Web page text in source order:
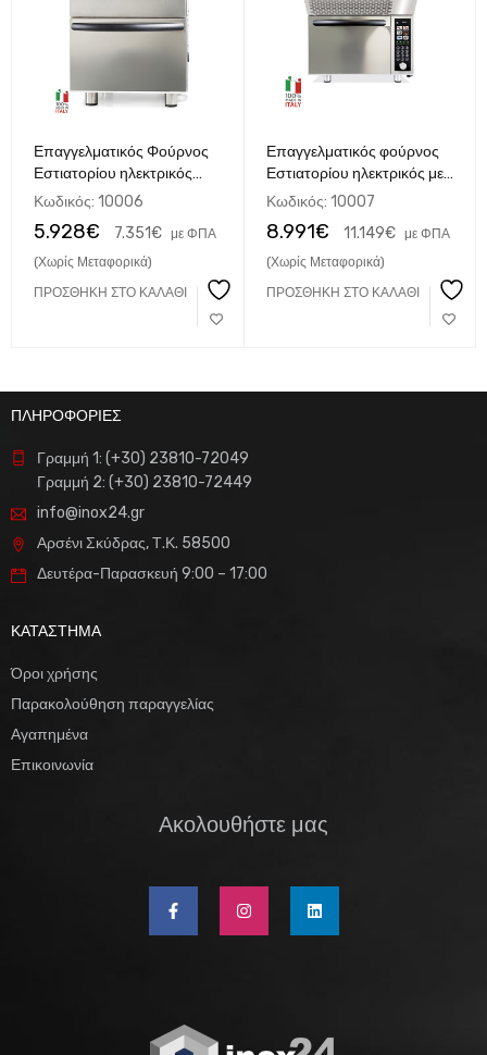
Επαγγελματικός Φούρνος
Εστιατορίου ηλεκτρικός
υψηλής ταχύτητας combi
Κωδικός: 10006
5.928€ 7.351€ με ΦΠΑ
(Χωρίς Μεταφορικά)
ΠΡΟΣΘΉΚΗ ΣΤΟ ΚΑΛΆΘΙ
Επαγγελματικός φούρνος
Εστιατορίου ηλεκτρικός με
αέρα, υψηλής ταχύτητας
Κωδικός: 10007
8.991€ 11.149€
με ΦΠΑ
(Χωρίς Μεταφορικά)
ΠΡΟΣΘΉΚΗ ΣΤΟ ΚΑΛΆΘΙ
ΠΛΗΡΟΦΟΡΙΕΣ
Γραμμή 1: (+30) 23810-72049
Γραμμή 2: (+30) 23810-72449
info@inox24.gr
Αρσένι Σκύδρας, Τ.Κ. 58500
Δευτέρα-Παρασκευή 9:00 – 17:00
ΚΑΤΑΣΤΗΜΑ
Όροι χρήσης
Παρακολούθηση παραγγελίας
Αγαπημένα
Επικοινωνία
Ακολουθήστε μας